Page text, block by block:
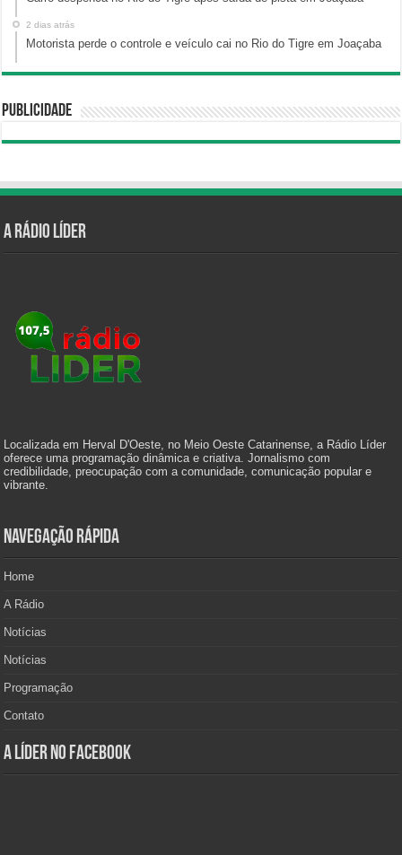
2 dias atrás
Motorista perde o controle e veículo cai no Rio do Tigre em Joaçaba
Publicidade
A Rádio Líder
Localizada em Herval D'Oeste, no Meio Oeste Catarinense, a Rádio Líder
oferece uma programação dinâmica e criativa. Jornalismo com
credibilidade, preocupação com a comunidade, comunicação popular e
vibrante.
Navegação Rápida
Home
A Rádio
Notícias
Notícias
Programação
Contato
A Líder no Facebook